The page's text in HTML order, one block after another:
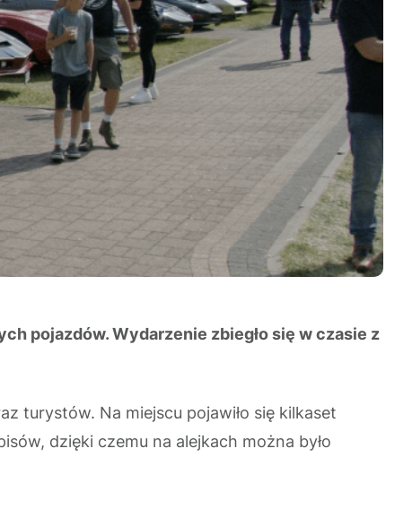
pojazdów. Wydarzenie zbiegło się w czasie z
turystów. Na miejscu pojawiło się kilkaset
dzięki czemu na alejkach można było